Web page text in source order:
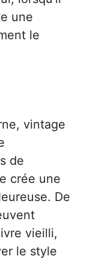
une
le
vintage
de
crée une
De
vieilli,
le style